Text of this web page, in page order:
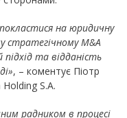
на юридичну
стратегічному M&A
підхід та відданість
, – коментує Піотр
S.A.
радником в процесі